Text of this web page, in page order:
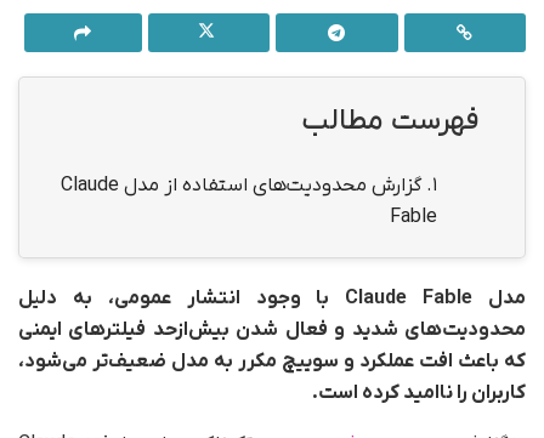
فهرست مطالب
1.
گزارش محدودیت‌های استفاده از مدل Claude
Fable
مدل Claude Fable با وجود انتشار عمومی، به دلیل
محدودیت‌های شدید و فعال شدن بیش‌ازحد فیلترهای ایمنی
که باعث افت عملکرد و سوییچ مکرر به مدل ضعیف‌تر می‌شود،
کاربران را ناامید کرده است.